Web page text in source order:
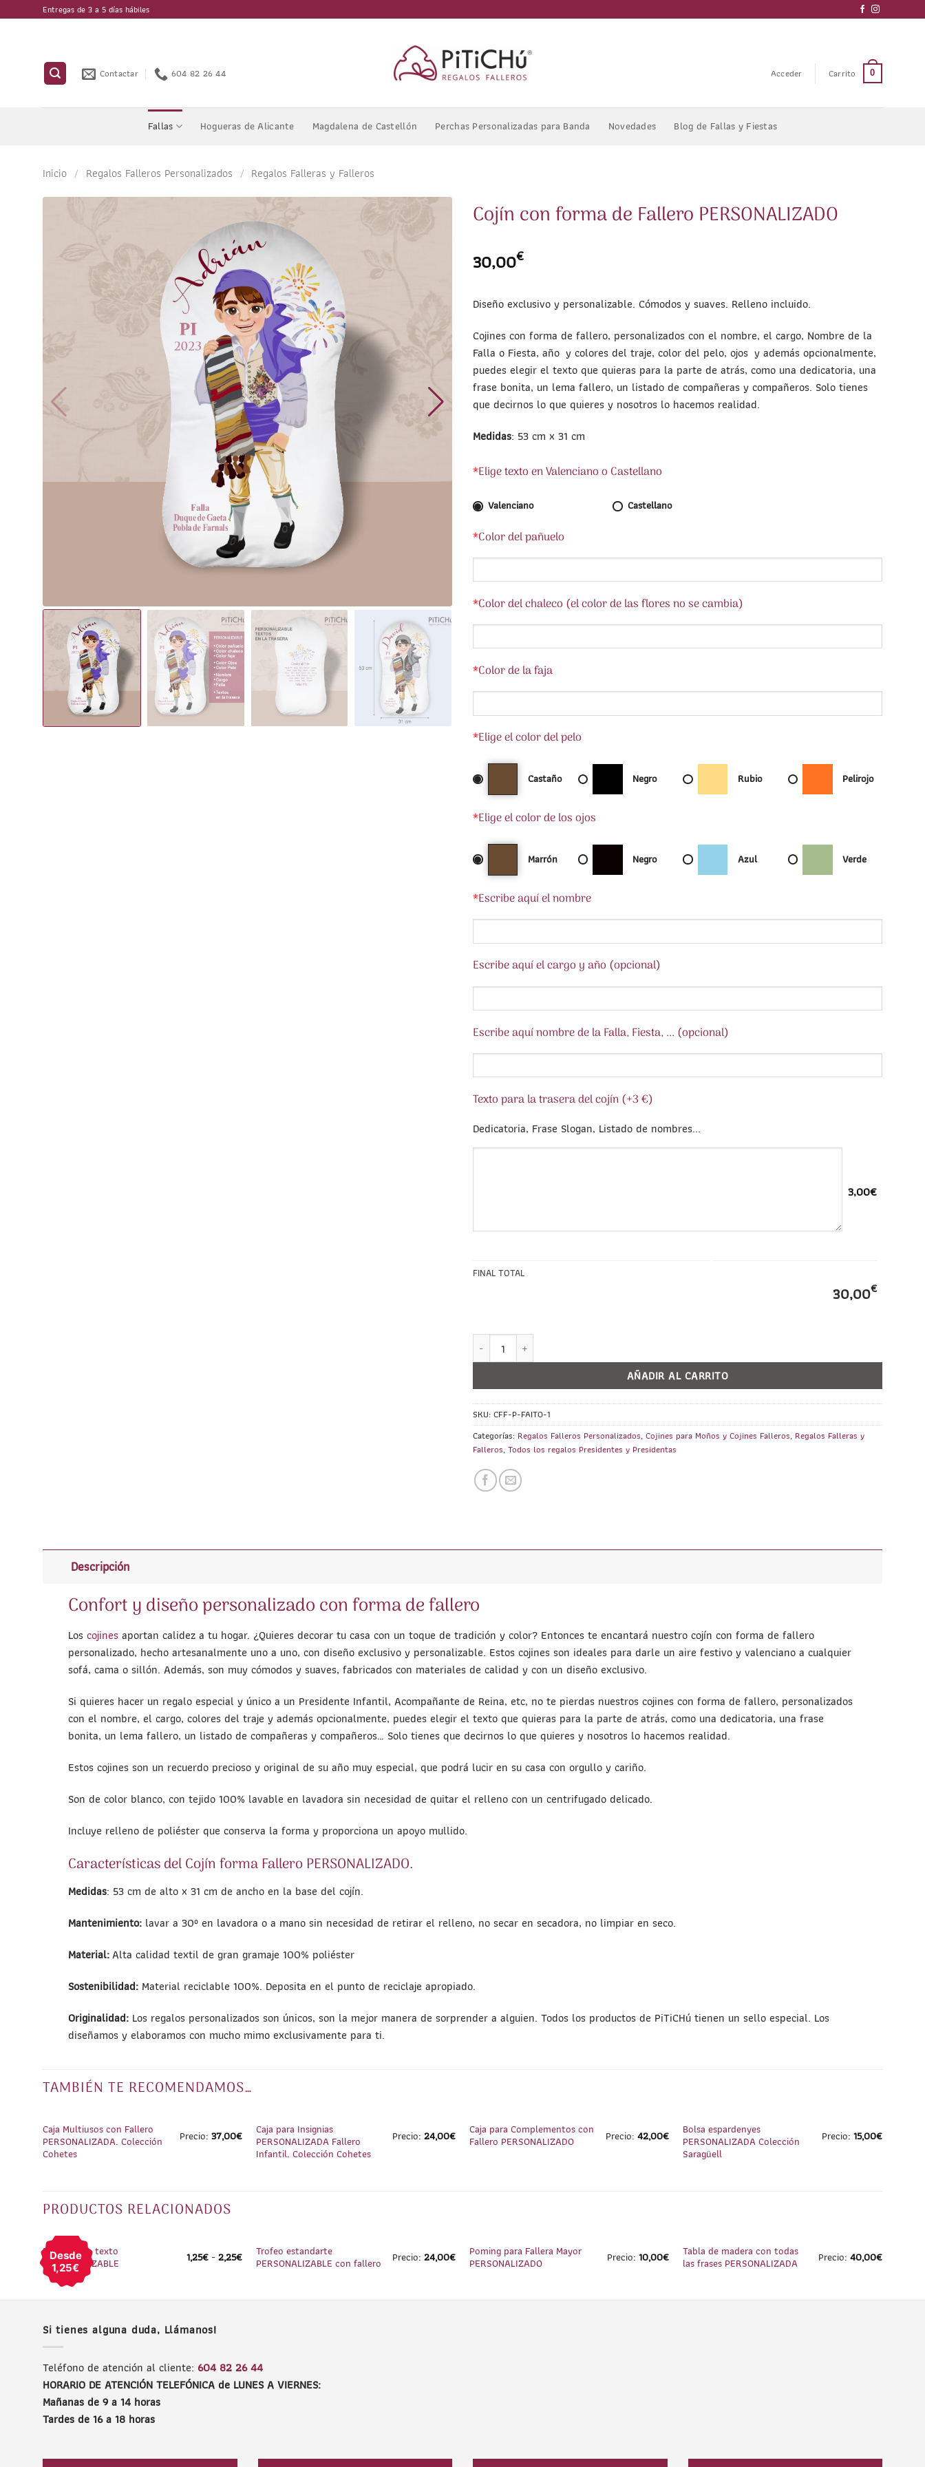
al
Entregas de 3 a 5 días hábiles
Contactar 604 82 26 44 Acceder Carrito 0
Fallas Hogueras de Alicante Magdalena de Castellón Perchas Personalizadas para Banda Novedades Blog de Fallas y Fiestas
Inicio / Regalos Falleros Personalizados / Regalos Falleras y Falleros
Cojín con forma de Fallero PERSONALIZADO
30,00€
Diseño exclusivo y personalizable. Cómodos y suaves. Relleno incluido.
Cojines con forma de fallero, personalizados con el nombre, el cargo, Nombre de la
Falla o Fiesta, año y colores del traje, color del pelo, ojos y además opcionalmente,
puedes elegir el texto que quieras para la parte de atrás, como una dedicatoria, una
frase bonita, un lema fallero, un listado de compañeras y compañeros. Solo tienes
que decirnos lo que quieres y nosotros lo hacemos realidad.
Medidas: 53 cm x 31 cm
*Elige texto en Valenciano o Castellano
Valenciano Castellano
*Color del pañuelo
*Color del chaleco (el color de las flores no se cambia)
*Color de la faja
*Elige el color del pelo
Castaño Negro Rubio Pelirojo
*Elige el color de los ojos
Marrón Negro Azul Verde
*Escribe aquí el nombre
Escribe aquí el cargo y año (opcional)
Escribe aquí nombre de la Falla, Fiesta, ... (opcional)
Texto para la trasera del cojín (+3 €)
Dedicatoria, Frase Slogan, Listado de nombres...
3,00€
FINAL TOTAL
30,00€
AÑADIR AL CARRITO
SKU:CFF-P-FAITO-1
Categorías: Regalos Falleros Personalizados,Cojines para Moños y Cojines Falleros, Regalos Falleras y
Falleros,Todos los regalos Presidentes y Presidentas
Descripción
Confort y diseño personalizado con forma de fallero
Loscojinesaportan calidez a tu hogar. ¿Quieres decorar tu casa con un toque de tradición y color? Entonces te encantará nuestro cojín con forma de fallero
personalizado, hecho artesanalmente uno a uno, con diseño exclusivo y personalizable. Estos cojines son ideales para darle un aire festivo y valenciano a cualquier
sofá, cama o sillón. Además, son muy cómodos y suaves, fabricados con materiales de calidad y con un diseño exclusivo.
Si quieres hacer un regalo especial y único a un Presidente Infantil, Acompañante de Reina, etc, no te pierdas nuestros cojines con forma de fallero, personalizados
con el nombre, el cargo, colores del traje y además opcionalmente, puedes elegir el texto que quieras para la parte de atrás, como una dedicatoria, una frase
bonita, un lema fallero, un listado de compañeras y compañeros… Solo tienes que decirnos lo que quieres y nosotros lo hacemos realidad.
Estos cojines son un recuerdo precioso y original de su año muy especial, que podrá lucir en su casa con orgullo y cariño.
Son de color blanco, con tejido 100% lavable en lavadora sin necesidad de quitar el relleno con un centrifugado delicado.
Incluye relleno de poliéster que conserva la forma y proporciona un apoyo mullido.
Características del Cojín forma Fallero PERSONALIZADO.
Medidas: 53 cm de alto x 31 cm de ancho en la base del cojín.
Mantenimiento: lavar a 30º en lavadora o a mano sin necesidad de retirar el relleno, no secar en secadora, no limpiar en seco.
Material:Alta calidad textil de gran gramaje 100% poliéster
Sostenibilidad: Material reciclable 100%. Deposita en el punto de reciclaje apropiado.
Originalidad: Los regalos personalizados son únicos, son la mejor manera de sorprender a alguien. Todos los productos de PiTiCHú tienen un sello especial. Los
diseñamos y elaboramos con mucho mimo exclusivamente para ti.
TAMBIÉN TE RECOMENDAMOS…
Caja Multiusos con Fallero
PERSONALIZADA. Colección
Cohetes
Precio:37,00€ Caja para Insignias
PERSONALIZADA Fallero
Infantil. Colección Cohetes
Precio:24,00€ Caja para Complementos con
Fallero PERSONALIZADO Precio:42,00€ Bolsa espardenyes
PERSONALIZADA Colección
Saragüell
Precio:15,00€
PRODUCTOS RELACIONADOS
Desde
1,25€
Pin Petardo texto
PERSONALIZABLE 1,25€ -2,25€ Trofeo estandarte
PERSONALIZABLE con fallero Precio:24,00€ Poming para Fallera Mayor
PERSONALIZADO Precio:10,00€ Tabla de madera con todas
las frases PERSONALIZADA Precio:40,00€
Si tienes alguna duda, Llámanos!
Teléfono de atención al cliente: 604 82 26 44
HORARIO DE ATENCIÓN TELEFÓNICA de LUNES A VIERNES:
Mañanas de 9 a 14 horas
Tardes de 16 a 18 horas